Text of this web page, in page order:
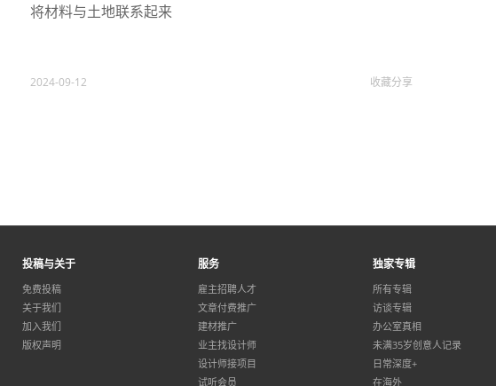
将材料与土地联系起来
2024-09-12 收藏分享
投稿与关于
免费投稿
关于我们
加入我们
版权声明
服务
雇主招聘人才
文章付费推广
建材推广
业主找设计师
设计师接项目
试听会员
独家专辑
所有专辑
访谈专辑
办公室真相
未满35岁创意人记录
日常深度+
在海外